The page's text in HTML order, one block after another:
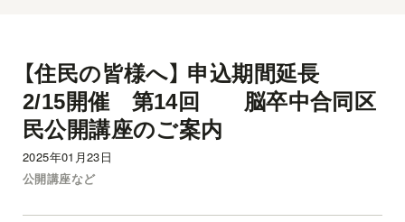
【住民の皆様へ】 申込期間延長
2/15開催 第14回 脳卒中合同区
民公開講座のご案内
2025年01月23日
公開講座など